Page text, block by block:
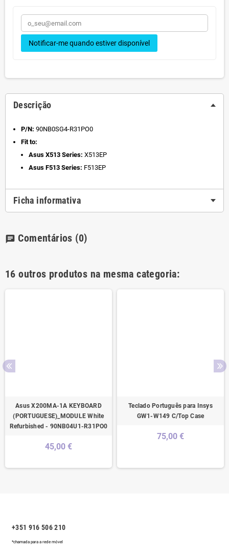
Notificar-me quando estiver disponível
Descrição
P/N: 90NB0SG4-R31PO0
Fit to:
Asus X513 Series: X513EP
Asus F513 Series: F513EP
Ficha informativa
chat Comentários (0)
16 outros produtos na mesma categoria:
Asus X200MA-1A KEYBOARD
(PORTUGUESE)_MODULE White
Refurbished - 90NB04U1-R31PO0
45,00 €
Teclado Português para Insys
GW1-W149 C/Top Case
75,00 €
+351 916 506 210
*chamada para a rede móvel